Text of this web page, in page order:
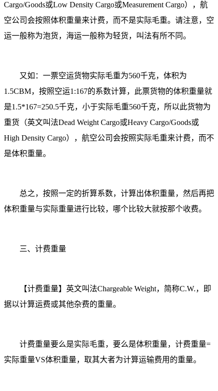
Cargo/Goods或Low Density Cargo或Measurement Cargo），航
空公司会按照体积重量来计费，而不是实际毛重。请注意，空
运一般称为泡货，海运一般称为轻货，叫法有所不同。
又如：一票空运货物实际毛重为560千克，体积为
1.5CBM，按照空运1:167的系数计算，此票货物的体积重量就
是1.5*167=250.5千克，小于实际毛重560千克，所以此货物为
重货（英文叫法Dead Weight Cargo或Heavy Cargo/Goods或
High Density Cargo），航空公司会按照实际毛重来计费，而不
是体积重量。
总之，按照一定的折算系数，计算出体积重量，然后再把
体积重量与实际重量进行比较，哪个比较大就按那个收费。
三、计费重量
【计费重量】英文叫法Chargeable Weight，简称C.W.，即
据以计算运费或其他杂费的重量。
计费重量要么是实际毛重，要么是体积重量，计费重量=
实际重量VS体积重量，取其大者为计算运输费用的重量。